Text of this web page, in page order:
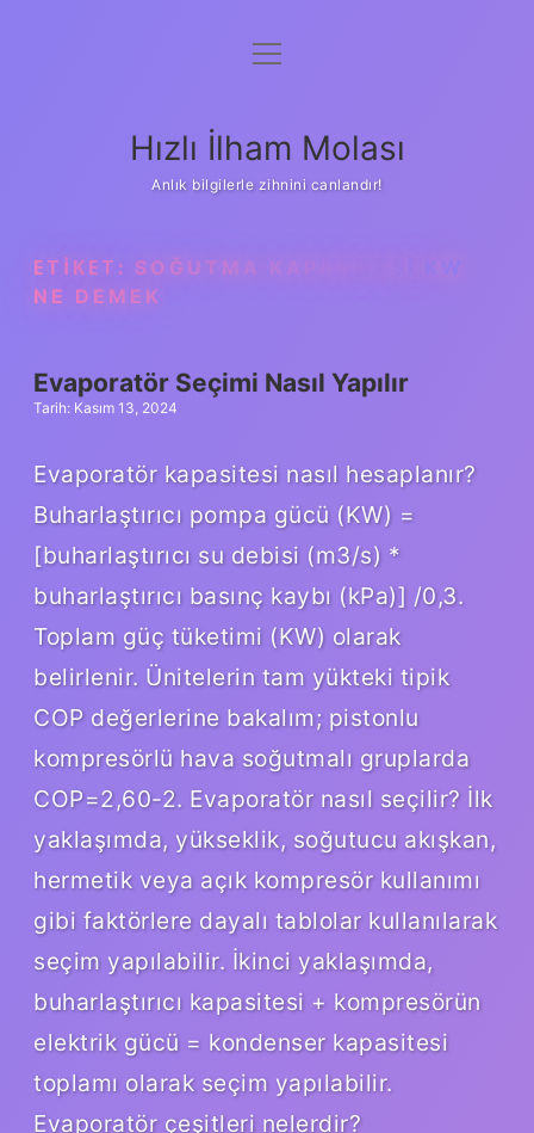
Anasayfa
Yasal Uyarı
menüyü
Hızlı İlham Molası
Anlık bilgilerle zihnini canlandır!
ETIKET: SOĞUTMA KAPASITESI KW
NE DEMEK
Evaporatör Seçimi Nasıl Yapılır
Tarih: Kasım 13, 2024
Evaporatör kapasitesi nasıl hesaplanır?
Buharlaştırıcı pompa gücü (KW) =
[buharlaştırıcı su debisi (m3/s) *
buharlaştırıcı basınç kaybı (kPa)] /0,3.
Toplam güç tüketimi (KW) olarak
belirlenir. Ünitelerin tam yükteki tipik
COP değerlerine bakalım; pistonlu
kompresörlü hava soğutmalı gruplarda
COP=2,60-2. Evaporatör nasıl seçilir? İlk
yaklaşımda, yükseklik, soğutucu akışkan,
hermetik veya açık kompresör kullanımı
gibi faktörlere dayalı tablolar kullanılarak
seçim yapılabilir. İkinci yaklaşımda,
buharlaştırıcı kapasitesi + kompresörün
elektrik gücü = kondenser kapasitesi
toplamı olarak seçim yapılabilir.
Evaporatör çeşitleri nelerdir?